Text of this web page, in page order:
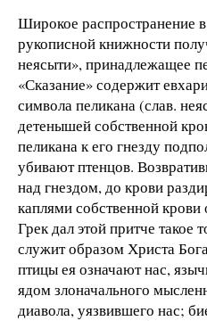
Широкое распространение
рукописной книжности
неясыти», принадлежащее
«Сказание» содержит
символа пеликана (слав.
детенышей собственной
пеликана к его гнезду
убивают птенцов.
над гнездом, до крови
каплями собственной
Грек дал этой притче такое
служит образом Христа
птицы ея означают нас,
ядом злоначального
диавола, уязвившего нас;